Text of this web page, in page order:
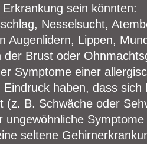
sein könnten:
Nesselsucht,
Augenlidern, Lippen,
der Brust oder
Symptome einer
Eindruck haben, dass sich
(z. B. Schwäche oder
ungewöhnliche
seltene